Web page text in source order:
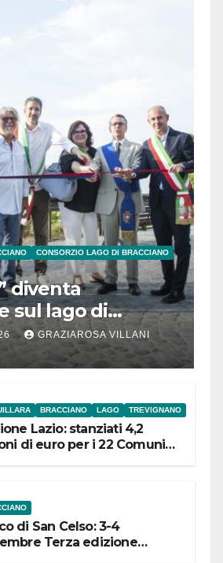
CONSORZIO LAGO DI BRACCIANO
diventa
sul lago di
ieriGRAZIAROSA VILLANI
BRACCIANO LAGO TREVIGNANO
Lazio: stanziati 4,2
di euro per i 22 Comuni
di San Celso: 3-4
Terza edizione